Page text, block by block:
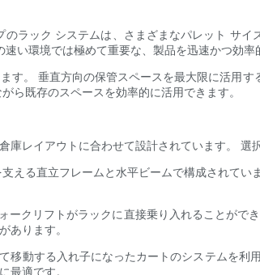
ラック システムは、さまざまなパレット サ
い環境では極めて重要な、製品を迅速かつ効率
。 垂直方向の保管スペースを最大限に活用
ら既存のスペースを効率的に活用できます。
レイアウトに合わせて設計されています。 選
える直立フレームと水平ビームで構成されて
クリフトがラックに直接乗り入れることがで
あります。
動する入れ子になったカートのシステムを
最適です。